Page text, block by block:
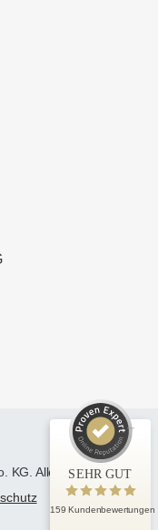
KG. Alle RechteSEHR GUT
159 Kundenbewertungen
und Erfahrungen zu
32
Bewertungen auf
ProvenExpert.com
Profil werfen